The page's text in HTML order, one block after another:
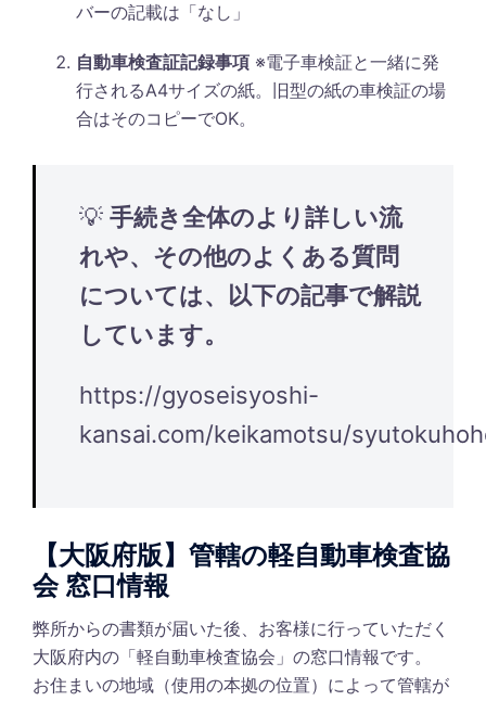
バーの記載は「なし」
自動車検査証記録事項 ※電子車検証と一緒に発
行されるA4サイズの紙。旧型の紙の車検証の場
合はそのコピーでOK。
💡 手続き全体のより詳しい流
れや、その他のよくある質問
については、以下の記事で解説
しています。
https://gyoseisyoshi-
kansai.com/keikamotsu/
【大阪府版】管轄の軽自動車検査協
会 窓口情報
弊所からの書類が届いた後、お客様に行っていただく
大阪府内の「軽自動車検査協会」の窓口情報です。
お住まいの地域（使用の本拠の位置）によって管轄が